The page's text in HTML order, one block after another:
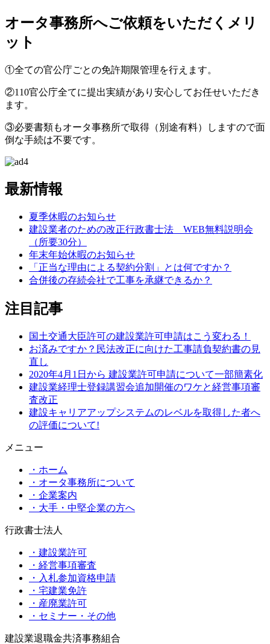
オータ事務所へご依頼をいただくメリ
ット
①全ての官公庁ごとの免許期限管理を行えます。
②110官公庁全てに提出実績があり安心してお任せいただき
ます。
③必要書類もオータ事務所で取得（別途有料）しますので面
倒な手続は不要です。
最新情報
夏季休暇のお知らせ
建設業者のための改正行政書士法 WEB無料説明会
（所要30分）
年末年始休暇のお知らせ
「正当な理由による契約分割」とは何ですか？
合併後の存続会社で工事を承継できるか？
注目記事
国土交通大臣許可の建設業許可申請はこう変わる！
お済みですか？民法改正に向けた工事請負契約書の見
直し
2020年4月1日から 建設業許可申請について一部簡素化
建設業経理士登録講習会追加開催のワケと経営事項審
査改正
建設キャリアアップシステムのレベルを取得した者へ
の評価について!
メニュー
・ホーム
・オータ事務所について
・企業案内
・大手・中堅企業の方へ
行政書士法人
・建設業許可
・経営事項審査
・入札参加資格申請
・宅建業免許
・産廃業許可
・セミナー・その他
建設業退職金共済事務組合